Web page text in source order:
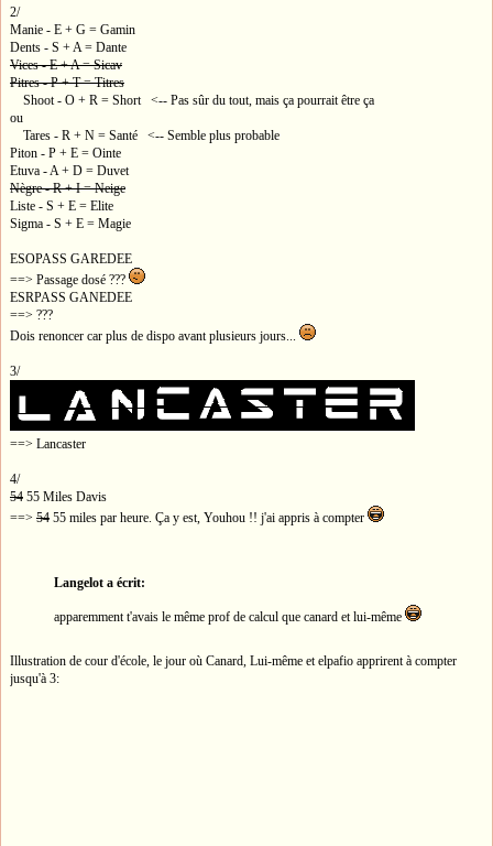
2/
Manie - E + G = Gamin
Dents - S + A = Dante
Vices - E + A = Sicav
Pitres - P + T = Titres
Shoot - O + R = Short <-- Pas sûr du tout, mais ça pourrait être ça
ou
Tares - R + N = Santé <-- Semble plus probable
Piton - P + E = Ointe
Etuva - A + D = Duvet
Nègre - R + I = Neige
Liste - S + E = Elite
Sigma - S + E = Magie
ESOPASS GAREDEE
==> Passage dosé ???
ESRPASS GANEDEE
==> ???
Dois renoncer car plus de dispo avant plusieurs jours...
3/
==> Lancaster
4/
54 55 Miles Davis
==> 54 55 miles par heure. Ça y est, Youhou !! j'ai appris à compter
Langelot a écrit:
apparemment t'avais le même prof de calcul que canard et lui-même
Illustration de cour d'école, le jour où Canard, Lui-même et elpafio apprirent à compter
jusqu'à 3: